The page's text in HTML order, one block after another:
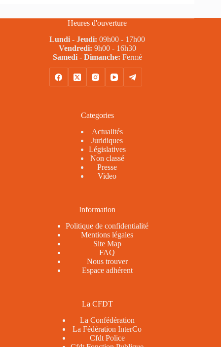
about
media
Heures d'ouverture
Lundi - Jeudi: 09h00 - 17h00
Vendredi: 9h00 - 16h30
Samedi - Dimanche: Fermé
Categories
Actualités
Juridiques
Législatives
Non classé
Presse
Video
Information
Politique de confidentialité
Mentions légales
Site Map
FAQ
Nous trouver
Espace adhérent
La CFDT
La Confédération
La Fédération InterCo
Cfdt Police